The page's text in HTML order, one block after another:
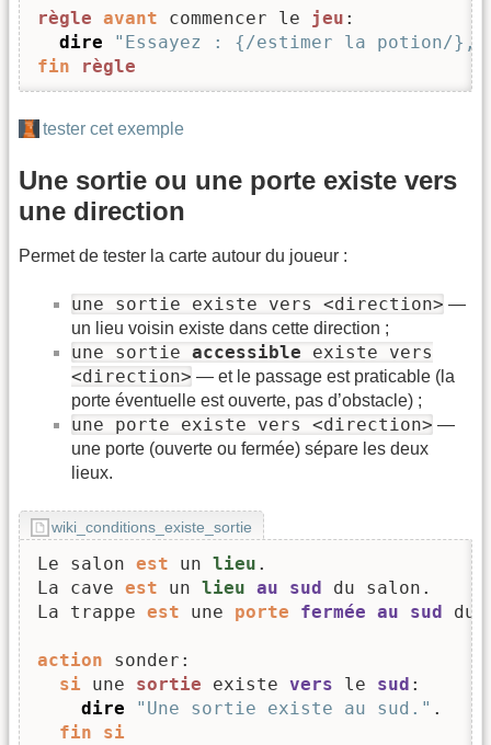
règle avant commencer le jeu :
dire
"Essayez : {/estimer la potion/
fin
règle
tester cet exemple
Une sortie ou une porte existe vers
une direction
Permet de tester la carte autour du joueur :
une sortie existe vers <direction> —
un lieu voisin existe dans cette direction ;
une sortie accessible existe vers
<direction> — et le passage est praticable (la
porte éventuelle est ouverte, pas d’obstacle) ;
une porte existe vers <direction> —
une porte (ouverte ou fermée) sépare les deux
lieux.
wiki_conditions_existe_sortie
Le salon est un lieu .
La cave est un lieu au sud
du salon.
La trappe est une porte fermée au sud du
action sonder:
si une sortie existe vers le sud :
dire
"Une sortie existe au sud." .
fin
si